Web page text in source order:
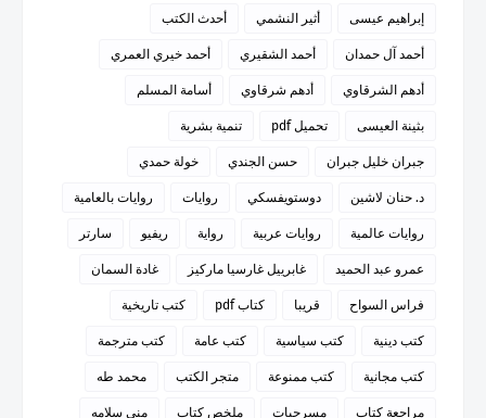
إبراهيم عيسى أثير النشمي أحدث الكتب
أحمد آل حمدان أحمد الشقيري أحمد خيري العمري
أدهم الشرقاوي أدهم شرقاوي أسامة المسلم
بثينة العيسى تحميل pdf تنمية بشرية
جبران خليل جبران حسن الجندي خولة حمدي
د. حنان لاشين دوستويفسكي روايات روايات بالعامية
روايات عالمية روايات عربية رواية ريفيو سارتر
عمرو عبد الحميد غابرييل غارسيا ماركيز غادة السمان
فراس السواح قريبا كتاب pdf كتب تاريخية
كتب دينية كتب سياسية كتب عامة كتب مترجمة
كتب مجانية كتب ممنوعة متجر الكتب محمد طه
مراجعة كتاب مسرحيات ملخص كتاب منى سلامه